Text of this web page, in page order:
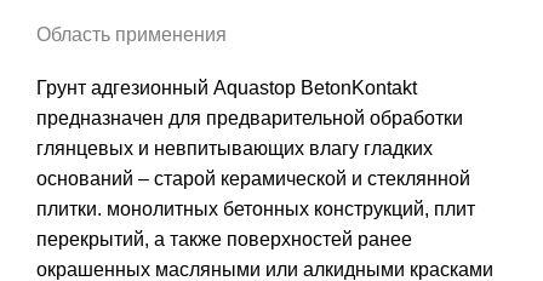
Область применения
Грунт адгезионный Aquastop BetonKontakt
предназначен для предварительной обработки
глянцевых и невпитывающих влагу гладких
оснований – старой керамической и стеклянной
плитки. монолитных бетонных конструкций, плит
перекрытий, а также поверхностей ранее
окрашенных масляными или алкидными красками